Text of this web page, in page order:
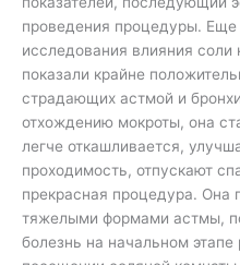
проведения процедуры. Еще
исследования влияния соли
показали крайне
страдающих астмой и
отхождению мокроты, она
легче откашливается,
проходимость, отпускают
прекрасная процедура. Она
тяжелыми формами астмы,
болезнь на начальном